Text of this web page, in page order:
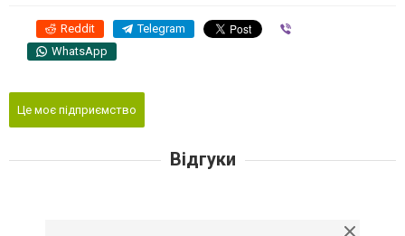
Reddit Telegram
WhatsApp
Це моє підприємство
Відгуки